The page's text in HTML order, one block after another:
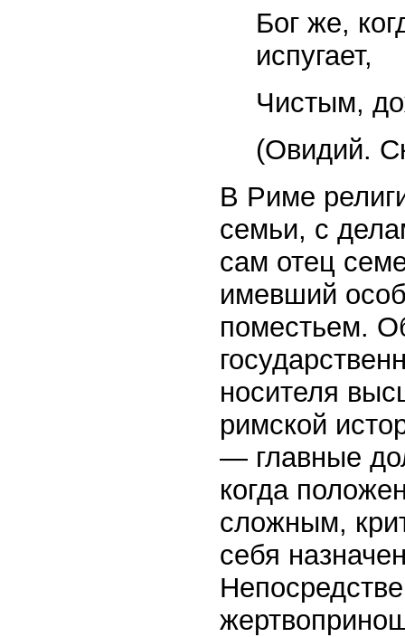
Бог же,
испугает,
Чистым,
(Овидий.
В Риме
семьи, с
сам отец
имевший
поместьем.
носителя
римской
— главные
когда
сложным,
себя